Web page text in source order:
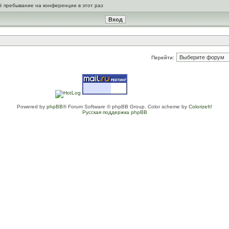
пребывание на конференции в этот раз
Перейти:
Powered by phpBB® Forum Software © phpBB Group. Color scheme by ColorizeIt!
Русская поддержка phpBB